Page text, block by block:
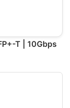
T | 10Gbps